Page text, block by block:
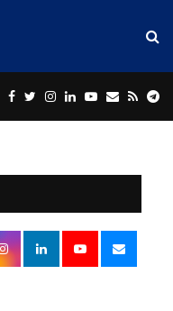
Facebook
Twitter
Instagram
LinkedinYoutube
Email
Rss